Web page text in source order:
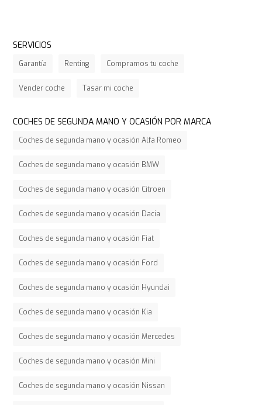
SERVICIOS
Garantía Renting Compramos tu coche
Vender coche Tasar mi coche
COCHES DE SEGUNDA MANO Y OCASIÓN POR MARCA
Coches de segunda mano y ocasión Alfa Romeo
Coches de segunda mano y ocasión BMW
Coches de segunda mano y ocasión Citroen
Coches de segunda mano y ocasión Dacia
Coches de segunda mano y ocasión Fiat
Coches de segunda mano y ocasión Ford
Coches de segunda mano y ocasión Hyundai
Coches de segunda mano y ocasión Kia
Coches de segunda mano y ocasión Mercedes
Coches de segunda mano y ocasión Mini
Coches de segunda mano y ocasión Nissan